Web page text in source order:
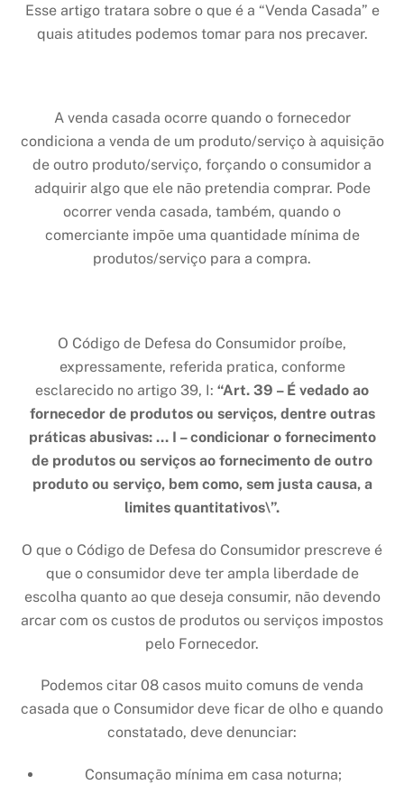
Esse artigo tratara sobre o que é a “Venda Casada” e
quais atitudes podemos tomar para nos precaver.
A venda casada ocorre quando o fornecedor
condiciona a venda de um produto/serviço à aquisição
de outro produto/serviço, forçando o consumidor a
adquirir algo que ele não pretendia comprar. Pode
ocorrer venda casada, também, quando o
comerciante impõe uma quantidade mínima de
produtos/serviço para a compra.
O Código de Defesa do Consumidor proíbe,
expressamente, referida pratica, conforme
esclarecido no artigo 39, I: “Art. 39 – É vedado ao
fornecedor de produtos ou serviços, dentre outras
práticas abusivas: … I – condicionar o fornecimento
de produtos ou serviços ao fornecimento de outro
produto ou serviço, bem como, sem justa causa, a
limites quantitativos\”.
O que o Código de Defesa do Consumidor prescreve é
que o consumidor deve ter ampla liberdade de
escolha quanto ao que deseja consumir, não devendo
arcar com os custos de produtos ou serviços impostos
pelo Fornecedor.
Podemos citar 08 casos muito comuns de venda
casada que o Consumidor deve ficar de olho e quando
constatado, deve denunciar:
Consumação mínima em casa noturna;